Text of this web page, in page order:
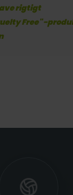
rigtigt
Free" -